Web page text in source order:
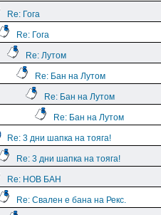
Re: Гога
Re: Гога
Re: Лутом
Re: Бан на Лутом
Re: Бан на Лутом
Re: Бан на Лутом
Re: 3 дни шапка на тояга!
Re: 3 дни шапка на тояга!
Re: НОВ БАН
Re: Свален е бана на Рекс.